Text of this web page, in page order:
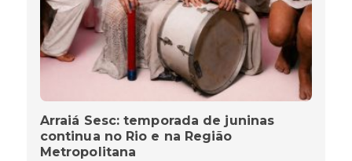
Arraiá Sesc: temporada de juninas
continua no Rio e na Região
Metropolitana